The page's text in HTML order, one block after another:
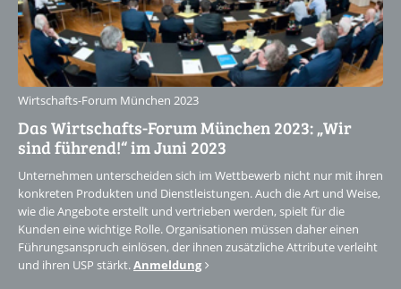
Wirtschafts-Forum München 2023
Das Wirtschafts-Forum München 2023: „Wir
sind führend!“ im Juni 2023
Unternehmen unterscheiden sich im Wettbewerb nicht nur mit ihren
konkreten Produkten und Dienstleistungen. Auch die Art und Weise,
wie die Angebote erstellt und vertrieben werden, spielt für die
Kunden eine wichtige Rolle. Organisationen müssen daher einen
Führungsanspruch einlösen, der ihnen zusätzliche Attribute verleiht
und ihren USP stärkt.Anmeldung